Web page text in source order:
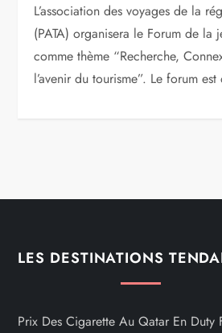
L’association des voyages de la
(PATA) organisera le Forum de la
comme thème “Recherche,
l’avenir du tourisme”. Le forum
LES DESTINATIONS
Prix Des Cigarette Au Qatar En Duty